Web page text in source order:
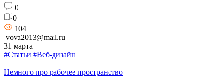
0
0
104
vova2013@mail.ru
31 марта
#Статьи #Веб-дизайн
Немного про рабочее пространство